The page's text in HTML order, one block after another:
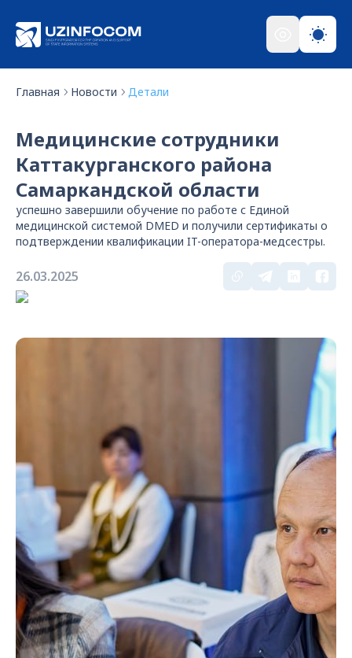
Главная Новости Детали
Медицинские сотрудники
Каттакурганского района
Самаркандской области
успешно завершили обучение по работе с Единой
медицинской системой DMED и получили сертификаты о
подтверждении квалификации IT-оператора-медсестры.
26.03.2025